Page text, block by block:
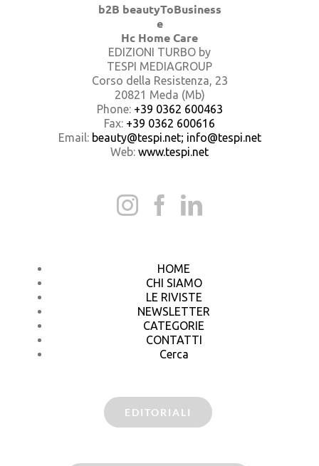
b2B beautyToBusiness
e
Hc Home Care
EDIZIONI TURBO by
TESPI MEDIAGROUP
Corso della Resistenza, 23
20821 Meda (Mb)
Phone: +39 0362 600463
Fax: +39 0362 600616
Email: beauty@tespi.net; info@tespi.net
Web: www.tespi.net
HOME
CHI SIAMO
LE RIVISTE
NEWSLETTER
CATEGORIE
CONTATTI
Cerca
EDITORIALI